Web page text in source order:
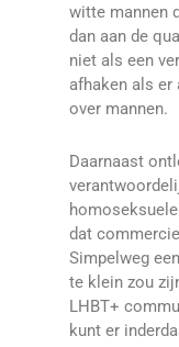
witte mannen
dan aan de
niet als een
afhaken als
over mannen.
Daarnaast
dat
Simpelweg
te klein zou
LHBT+
kunt er